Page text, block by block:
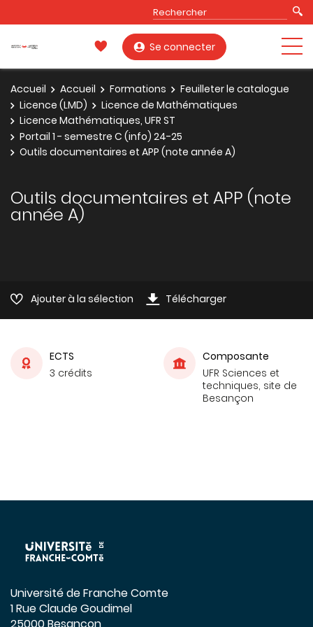
Se connecter
Accueil Accueil Formations
Feuilleter le catalogue
Licence (LMD)
Licence de Mathématiques
Licence Mathématiques, UFR ST
Portail 1 - semestre C (info) 24-25
Outils documentaires et APP (note année A)
Outils documentaires et APP (note
année A)
Ajouter à la sélection Télécharger
ECTS
3 crédits
Composante
UFR Sciences et
techniques, site de
Besançon
Université de Franche Comte
1 Rue Claude Goudimel
25000 Besançon